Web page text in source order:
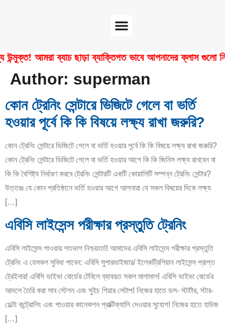
আমরা ব্যাচ ছাড়া ব্যাক্তিগত ভাবে আপনাদের ক্লাস গুলো নিয়ে
Author: superman
কোন ট্রেনিং সেন্টারে ভিজিটে গেলে বা ভর্তি
হওয়ার পূর্বে কি কি বিষয়ে লক্ষ্য রাখা জরুরি?
কোন ট্রেনিং সেন্টারে ভিজিটে গেলে বা ভর্তি হওয়ার পূর্বে কি কি বিষয়ে লক্ষ্য রাখা জরুরি?
কোন ট্রেনিং সেন্টারে ভিজিটে গেলে বা ভর্তি হওয়ার আগে কি কি জিনিস লক্ষ্য রাখবেন বা
কি কি বৈশিষ্ট্য নির্ধারণ করবে ট্রেনিং সেন্টারটি একটি কোয়ালিটি সম্পন্ন ট্রেনিং সেন্টার?
উত্তরঃ যে কোন প্রতিষ্ঠানে ভর্তি হওয়ার আগে আপনারা যে সকল বিষয়ের দিকে লক্ষ্য
[…]
এবিসি লাইসেন্স পরীক্ষার প্রস্তুতি ট্রেনিং
এবিসি লাইসেন্স পাওয়ার শতভাগ নিশ্চয়তা!! আমাদের এবিসি লাইসেন্স পরীক্ষার প্রস্তুতি
ট্রেনিং এ যেসকল সুবিধা পাবেন: এবিসি সুপারভাইজার/ ইলেকট্রিশিয়ান লাইসেন্স প্রাপ্ত
ট্রেইনার! এবিসি ভাইভা বোর্ডের টেবিলে ব্যাবহৃত সকল মালামাল! এবিসি ভাইভা বোর্ডের
আদলে তৈরি করা সাব স্টেশন এবং সুইচ গিয়ার সেটাপ! নিজের হাতে ডল- স্টার্টার, স্টার-
ডেল্টা কন্ট্রোলিং এবং পাওয়ার কানেকশন প্রাক্টিক্যালি দেওয়ার সুযোগ! নিজের হাতে হাউজ
[…]